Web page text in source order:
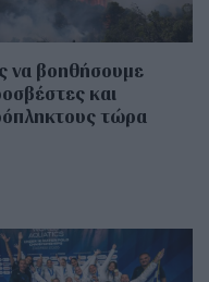
να βοηθήσουμε
και
τώρα